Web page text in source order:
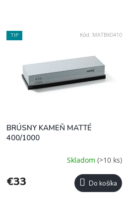
TIP
BRÚSNY KAMEŇ MATTÉ
400/1000
Skladom (>10 ks)
€33 Do košíka
Kód: MATBK0410